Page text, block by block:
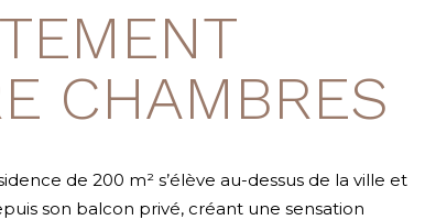
CHAMBRES
de 200 m² s’élève au-dessus de la ville et
son balcon privé, créant une sensation